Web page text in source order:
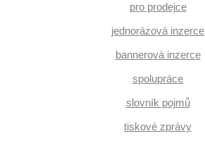
pro prodejce
jednorázová inzerce
bannerová inzerce
spolupráce
slovník pojmů
tiskové zprávy